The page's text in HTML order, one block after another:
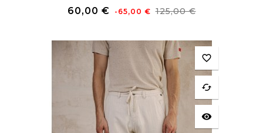
60,00 € Prix
-65,00 € 125,00 €Prix
favorite_border
cached
visibility